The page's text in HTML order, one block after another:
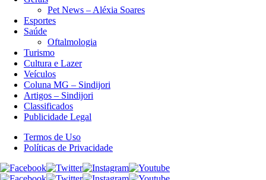
Pet News – Aléxia Soares
Esportes
Saúde
Oftalmologia
Turismo
Cultura e Lazer
Veículos
Coluna MG – Sindijori
Artigos – Sindijori
Classificados
Publicidade Legal
Termos de Uso
Políticas de Privacidade